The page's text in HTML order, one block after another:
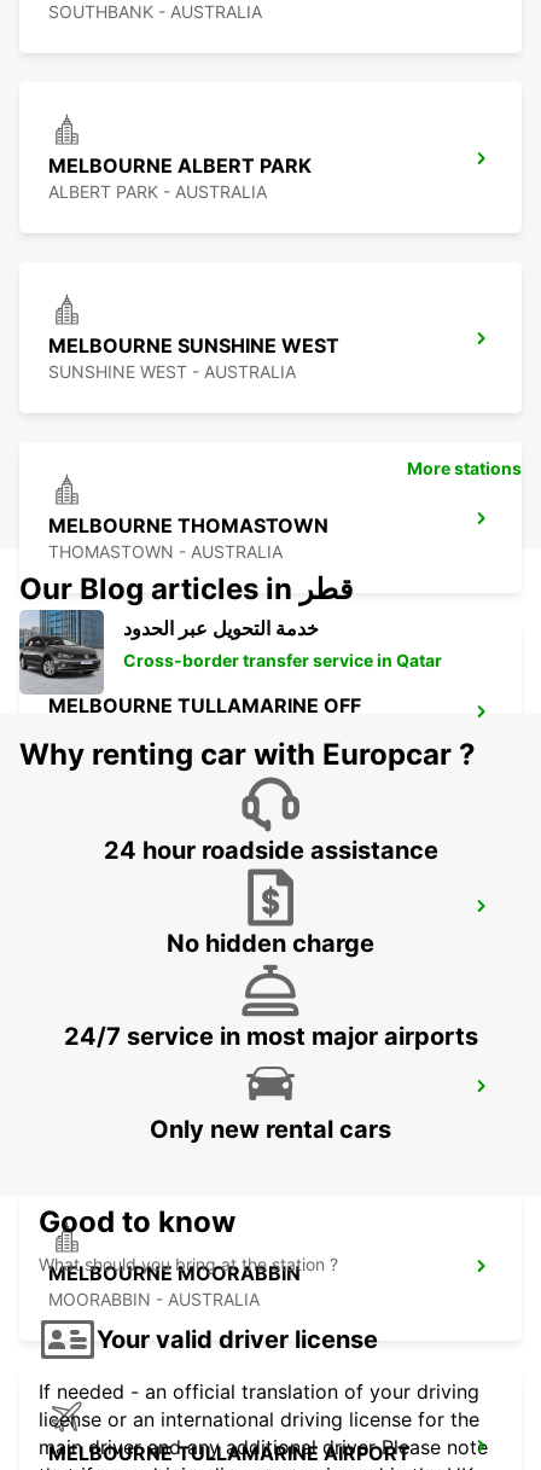
SOUTHBANK - AUSTRALIA
MELBOURNE ALBERT PARK
ALBERT PARK - AUSTRALIA
MELBOURNE SUNSHINE WEST
SUNSHINE WEST - AUSTRALIA
MELBOURNE THOMASTOWN
THOMASTOWN - AUSTRALIA
MELBOURNE TULLAMARINE OFF
TULLAMARINE - AUSTRALIA
MELBOURNE CAMPBELLFIELD
CAMPBELLFIELD - AUSTRALIA
MELBOURNE BLACKBURN
BLACKBURN - AUSTRALIA
MELBOURNE MOORABBIN
MOORABBIN - AUSTRALIA
MELBOURNE TULLAMARINE AIRPORT
More stations
Our Blog articles in قطر
خدمة التحويل عبر الحدود
Cross-border transfer service in Qatar
Why renting car with Europcar ?
24 hour roadside assistance
No hidden charge
24/7 service in most major airports
Only new rental cars
Good to know
What should you bring at the station ?
Your valid driver license
If needed - an official translation of your driving
license or an international driving license for the
main driver and any additional driver Please note